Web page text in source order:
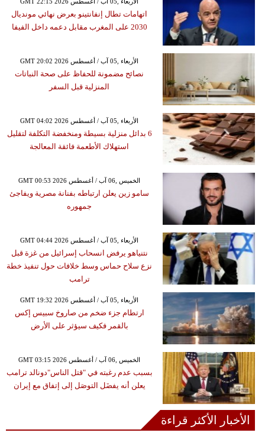
اتهامات تطال إنفانتينو بعرض نهائي مونديال
2030 على المغرب مقابل دعمه داخل الفيفا
GMT 20:02 2026 الأربعاء ,05 آب / أغسطس
نصائح مضمونة للحفاظ على صحة النباتات
المنزلية قبل السفر
GMT 04:02 2026 الأربعاء ,05 آب / أغسطس
6 بدائل منزلية بسيطة ومنخفضة التكلفة لتقليل
استهلاك الأطعمة فائقة المعالجة
GMT 00:53 2026 الخميس ,06 آب / أغسطس
سامو زين يعلن ارتباطه بفنانة مصرية ويفاجئ
جمهوره
GMT 04:44 2026 الأربعاء ,05 آب / أغسطس
نتنياهو يرفض انسحاب إسرائيل من غزة قبل
نزع سلاح حماس وسط خلافات حول تنفيذ خطة
ترامب
GMT 19:32 2026 الأربعاء ,05 آب / أغسطس
ارتطام جزء ضخم من صاروخ سبيس إكس
بالقمر فكيف سيؤثر على الأرض
GMT 03:15 2026 الخميس ,06 آب / أغسطس
بسبب عدم رغبته في "قتل الناس"دونالد ترامب
يعلن أنه يفضَل التوصَل إلى إتفاق مع إيران
الأخبار الأكثر قراءة